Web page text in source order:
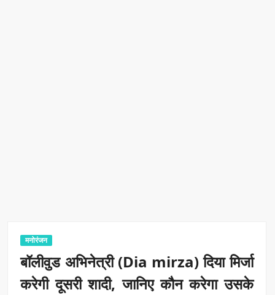
मनोरंजन
बॉलीवुड अभिनेत्री (Dia mirza) दिया मिर्जा
करेगी दूसरी शादी, जानिए कौन करेगा उसके